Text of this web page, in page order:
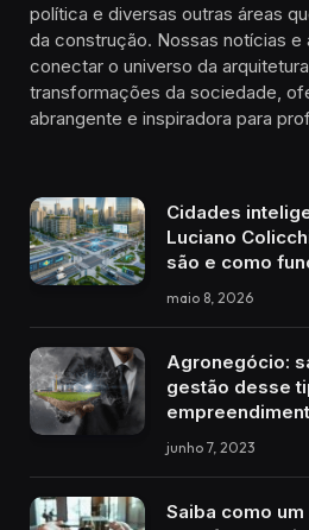
política e diversas outras áreas
da construção. Nossas notícias e
conectar o universo da
transformações da sociedade,
abrangente e inspiradora para
Cidades
Luciano
são e como
maio 8, 2026
Agronegócio:
gestão desse
junho 7, 2023
Saiba como